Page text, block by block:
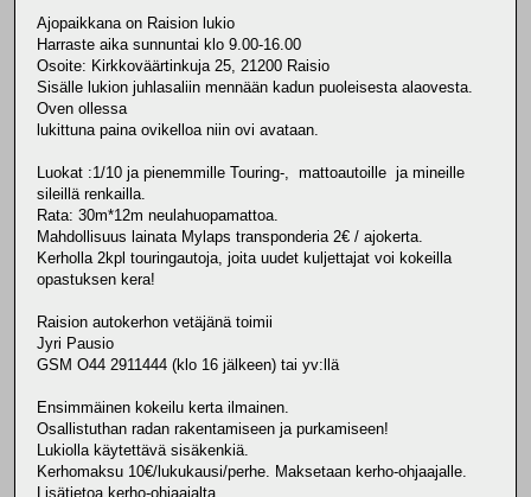
Ajopaikkana on Raision lukio
Harraste aika sunnuntai klo 9.00-16.00
Osoite: Kirkkoväärtinkuja 25, 21200 Raisio
Sisälle lukion juhlasaliin mennään kadun puoleisesta alaovesta.
Oven ollessa
lukittuna paina ovikelloa niin ovi avataan.
Luokat :1/10 ja pienemmille Touring-, mattoautoille ja mineille
sileillä renkailla.
Rata: 30m*12m neulahuopamattoa.
Mahdollisuus lainata Mylaps transponderia 2€ / ajokerta.
Kerholla 2kpl touringautoja, joita uudet kuljettajat voi kokeilla
opastuksen kera!
Raision autokerhon vetäjänä toimii
Jyri Pausio
GSM O44 2911444 (klo 16 jälkeen) tai yv:llä
Ensimmäinen kokeilu kerta ilmainen.
Osallistuthan radan rakentamiseen ja purkamiseen!
Lukiolla käytettävä sisäkenkiä.
Kerhomaksu 10€/lukukausi/perhe. Maksetaan kerho-ohjaajalle.
Lisätietoa kerho-ohjaajalta.